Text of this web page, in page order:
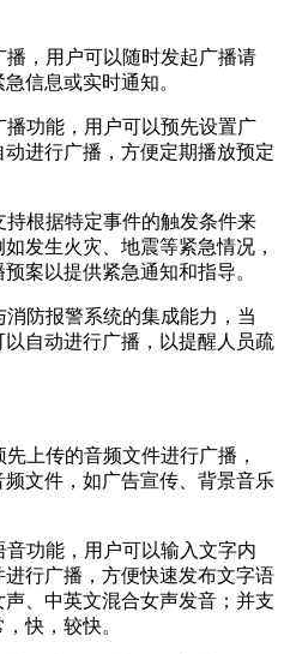
，用户可以随时发起广播请
信息或实时通知。
功能，用户可以预先设置广
进行广播，方便定期播放预定
根据特定事件的触发条件来
发生火灾、地震等紧急情况，
案以提供紧急通知和指导。
防报警系统的集成能力，当
自动进行广播，以提醒人员疏
上传的音频文件进行广播，
文件，如广告宣传、背景音乐
功能，用户可以输入文字内
行广播，方便快速发布文字语
、中英文混合女声发音；并支
快，较快。